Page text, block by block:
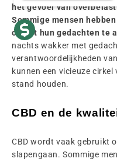
het gevoel van
Sommige mensen
omdat hun gedachten te
nachts wakker met
verantwoordelijkheden
kunnen een vicieuze
stand houden.
CBD en de
CBD wordt vaak gebruikt
slapengaan. Sommige